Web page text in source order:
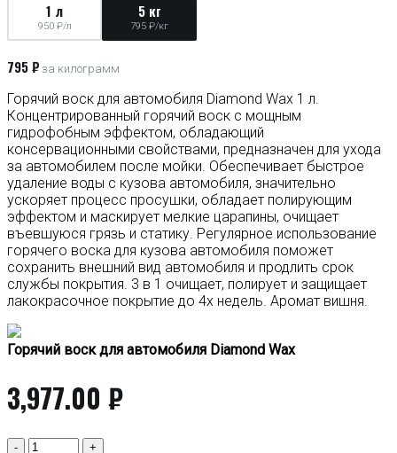
1 л
950 ₽/л
5 кг
795 ₽/кг
795 ₽ за килограмм
Горячий воск для автомобиля Diamond Wax 1 л.
Концентрированный горячий воск с мощным
гидрофобным эффектом, обладающий
консервационными свойствами, предназначен для ухода
за автомобилем после мойки. Обеспечивает быстрое
удаление воды с кузова автомобиля, значительно
ускоряет процесс просушки, обладает полирующим
эффектом и маскирует мелкие царапины, очищает
въевшуюся грязь и статику. Регулярное использование
горячего воска для кузова автомобиля поможет
сохранить внешний вид автомобиля и продлить срок
службы покрытия. 3 в 1 очищает, полирует и защищает
лакокрасочное покрытие до 4х недель. Аромат вишня.
Горячий воск для автомобиля Diamond Wax
3,977.00 ₽
Количество